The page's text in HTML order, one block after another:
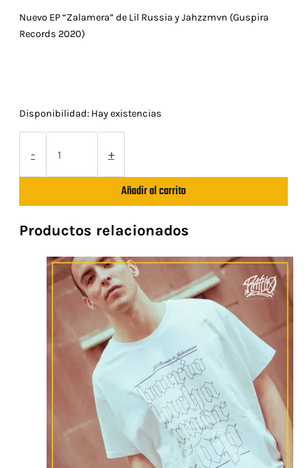
Nuevo EP “Zalamera” de Lil Russia y Jahzzmvn (Guspira
Records 2020)
Disponibilidad: Hay existencias
-
"Zalamera"
+
Añadir al carrito
Productos relacionados